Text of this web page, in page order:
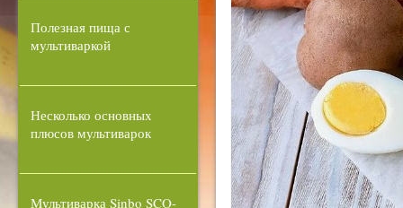
Полезная пища с
мультиваркой
Несколько основных
плюсов мультиварок
Мультиварка Sinbo SCO-